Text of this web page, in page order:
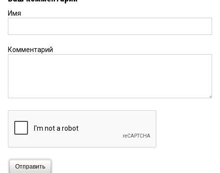
Я 4 мая 2014 в 09:16:
мельтешили.Хотите — катайтесь на великах, флаг
вам в руки.Моего знакомого на велике трезвый
нереально против машин.Людей жалко.И нечего
мне в ПДД носом тыкать, умники.Я их не
творится.Только идиоты не учитывают
николай
Имя
Комментарий
Отправить